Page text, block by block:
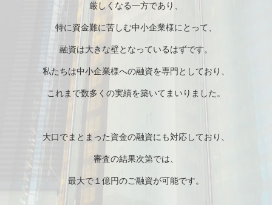
厳しくなる一方であり、
特に資金難に苦しむ中小企業様にとって、
融資は大きな壁となっているはずです。
私たちは中小企業様への融資を専門としており、
これまで数多くの実績を築いてまいりました。
大口でまとまった資金の融資にも対応しており、
審査の結果次第では、
最大で１億円のご融資が可能です。